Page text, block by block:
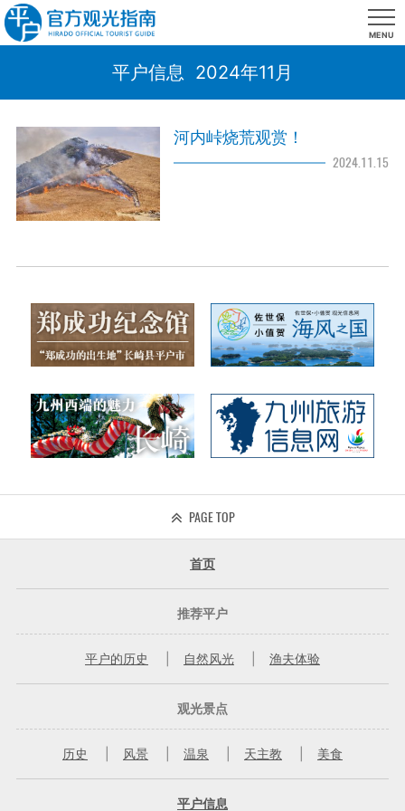
MENU
平户信息 2024年11月
河内峠烧荒观赏！
2024.11.15
PAGE TOP
首页
推荐平户
平户的历史 自然风光 渔夫体验
观光景点
历史 风景 温泉 天主教 美食
平户信息